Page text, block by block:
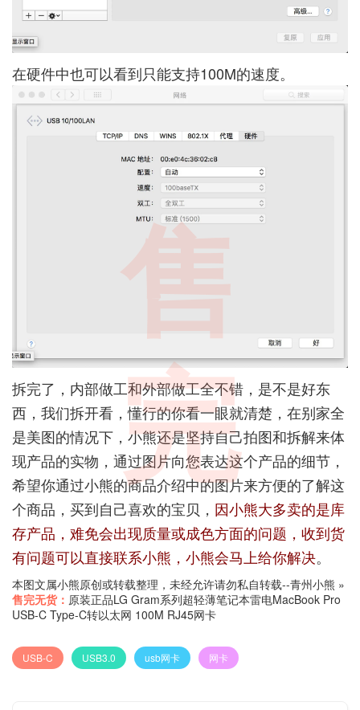
在硬件中也可以看到只能支持100M的速度。
拆完了，内部做工和外部做工全不错，是不是好东
西，我们拆开看，懂行的你看一眼就清楚，在别家全
是美图的情况下，小熊还是坚持自己拍图和拆解来体
现产品的实物，通过图片向您表达这个产品的细节，
希望你通过小熊的商品介绍中的图片来方便的了解这
个商品，买到自己喜欢的宝贝， 因小熊大多卖的是库
存产品，难免会出现质量或成色方面的问题，收到货
有问题可以直接联系小熊，小熊会马上给你解决。
本图文属小熊原创或转载整理，未经允许请勿私自转载--青州小熊 »
售完无货： 原装正品LG Gram系列超轻薄笔记本雷电MacBook Pro
USB-C Type-C转以太网 100M RJ45网卡
USB-C USB3.0 usb网卡 网卡
完